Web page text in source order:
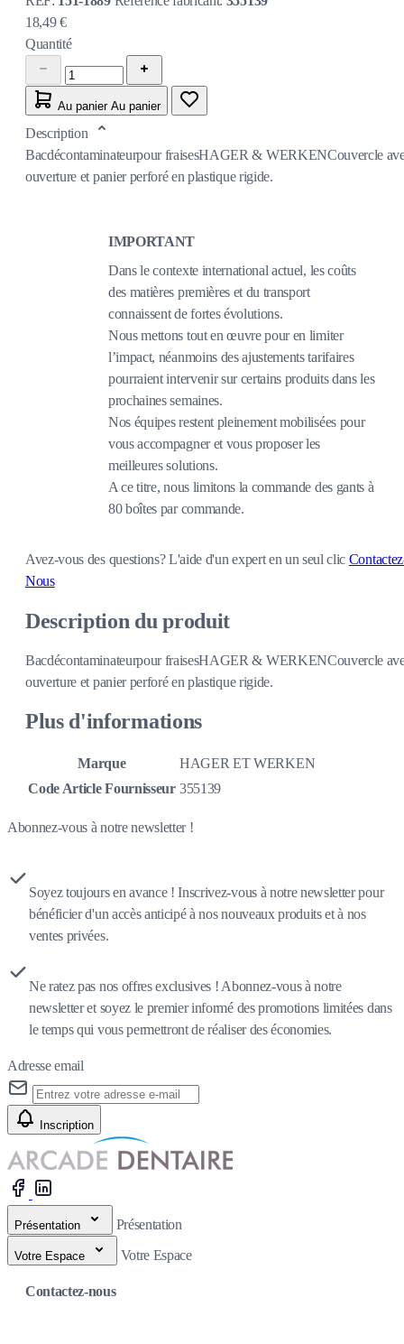
18,49 €
Quantité
Au panier Au panier
Description
Bacdécontaminateurpour fraisesHAGER & WERKENCouvercle
ouverture et panier perforé en plastique rigide.
IMPORTANT
Dans le contexte international actuel, les coûts
des matières premières et du transport
connaissent de fortes évolutions.
Nous mettons tout en œuvre pour en limiter
l’impact, néanmoins des ajustements tarifaires
pourraient intervenir sur certains produits dans les
prochaines semaines.
Nos équipes restent pleinement mobilisées pour
vous accompagner et vous proposer les
meilleures solutions.
A ce titre, nous limitons la commande des gants à
80 boîtes par commande.
Avez-vous des questions?L'aide d'un expert en un seul clic
Nous
Description du produit
Bacdécontaminateurpour fraisesHAGER & WERKENCouvercle
ouverture et panier perforé en plastique rigide.
Plus d'informations
Marque
HAGER ET WERKEN
Code Article Fournisseur 355139
Abonnez-vous à notre newsletter !
Soyez toujours en avance ! Inscrivez-vous à notre newsletter pour
bénéficier d'un accès anticipé à nos nouveaux produits et à nos
ventes privées.
Ne ratez pas nos offres exclusives ! Abonnez-vous à notre
newsletter et soyez le premier informé des promotions limitées dans
le temps qui vous permettront de réaliser des économies.
Adresse email
Inscription
Présentation Présentation
Votre Espace Votre Espace
Contactez-nous